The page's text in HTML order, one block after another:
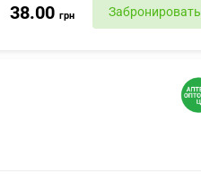
38.00 грн Забронировать